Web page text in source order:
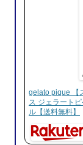
gelato pique 【
ス ジェラート
ル【送料無料】